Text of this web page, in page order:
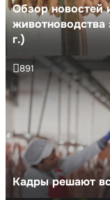
Обзор новостей
г.)
Кадры решают
891